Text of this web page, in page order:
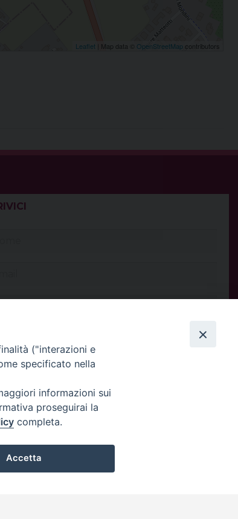
Leaflet | Map data © OpenStreetMap contributors
("interazioni e
specificato nella
informazioni sui
proseguirai la
completa.
Accetta